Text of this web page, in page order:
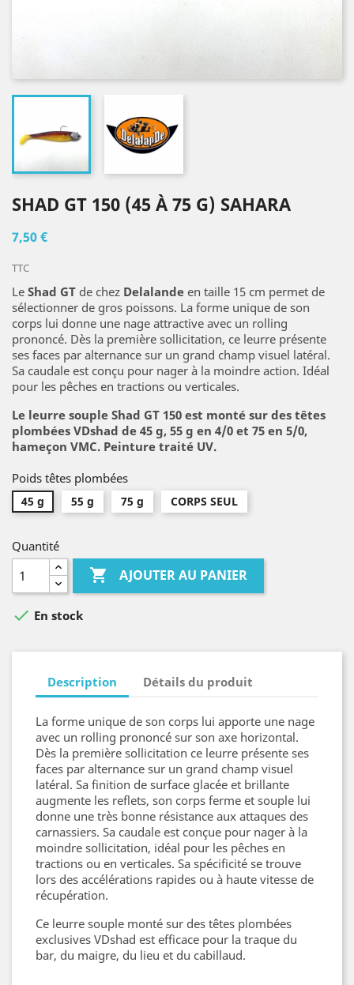
SHAD GT 150 (45 À 75 G) SAHARA
7,50 €
TTC
Le Shad GT de chez Delalande en taille 15 cm permet de
sélectionner de gros poissons. La forme unique de son
corps lui donne une nage attractive avec un rolling
prononcé. Dès la première sollicitation, ce leurre présente
ses faces par alternance sur un grand champ visuel latéral.
Sa caudale est conçu pour nager à la moindre action. Idéal
pour les pêches en tractions ou verticales.
Le leurre souple Shad GT 150 est monté sur des têtes
plombées VDshad de 45 g, 55 g en 4/0 et 75 en 5/0,
hameçon VMC. Peinture traité UV.
Poids têtes plombées
45 g 55 g 75 g CORPS SEUL
Quantité
 AJOUTER AU PANIER
 En stock
Description Détails du produit
La forme unique de son corps lui apporte une nage
avec un rolling prononcé sur son axe horizontal.
Dès la première sollicitation ce leurre présente ses
faces par alternance sur un grand champ visuel
latéral. Sa finition de surface glacée et brillante
augmente les reflets, son corps ferme et souple lui
donne une très bonne résistance aux attaques des
carnassiers. Sa caudale est conçue pour nager à la
moindre sollicitation, idéal pour les pêches en
tractions ou en verticales. Sa spécificité se trouve
lors des accélérations rapides ou à haute vitesse de
récupération.
Ce leurre souple monté sur des têtes plombées
exclusives VDshad est efficace pour la traque du
bar, du maigre, du lieu et du cabillaud.